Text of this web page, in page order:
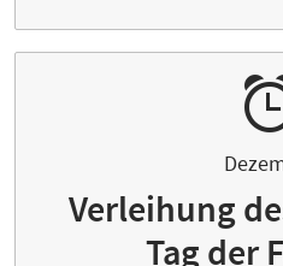
Verleihung
Tag der